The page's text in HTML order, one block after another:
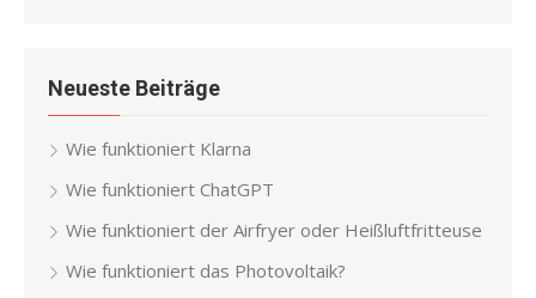
Neueste Beiträge
Wie funktioniert Klarna
Wie funktioniert ChatGPT
Wie funktioniert der Airfryer oder Heißluftfritteuse
Wie funktioniert das Photovoltaik?